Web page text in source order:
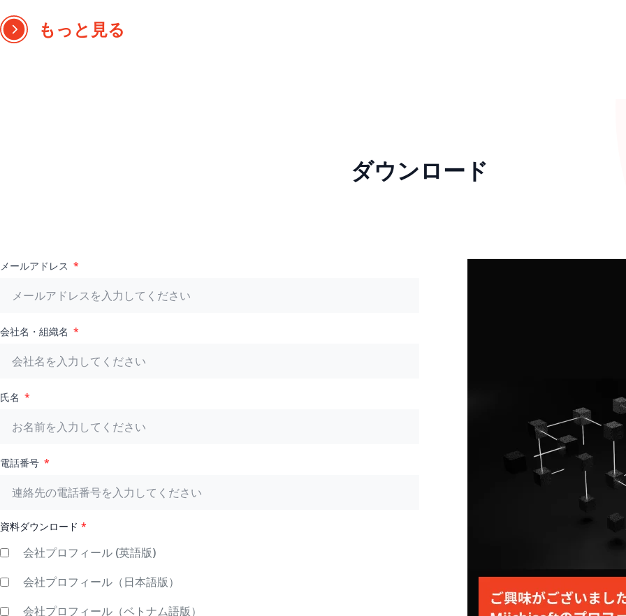
もっと見る
ダウンロード
メールアドレス
会社名・組織名
氏名
電話番号
資料ダウンロード *
会社プロフィール (英語版)
会社プロフィール（日本語版）
会社プロフィール（ベトナム語版）